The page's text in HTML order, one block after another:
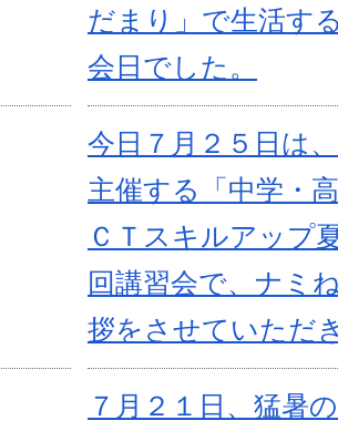
だまり」で生活す
会日でした。
今日７月２５日は
主催する「中学・
ＣＴスキルアップ
回講習会で、ナミ
拶をさせていただ
７月２１日、猛暑